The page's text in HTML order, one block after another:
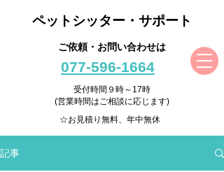
ペットシッター・サポート
ご依頼・お問い合わせは
077-596-1664
受付時間９時～17時
(営業時間はご相談に応じます)
☆お見積り無料、年中無休
記事